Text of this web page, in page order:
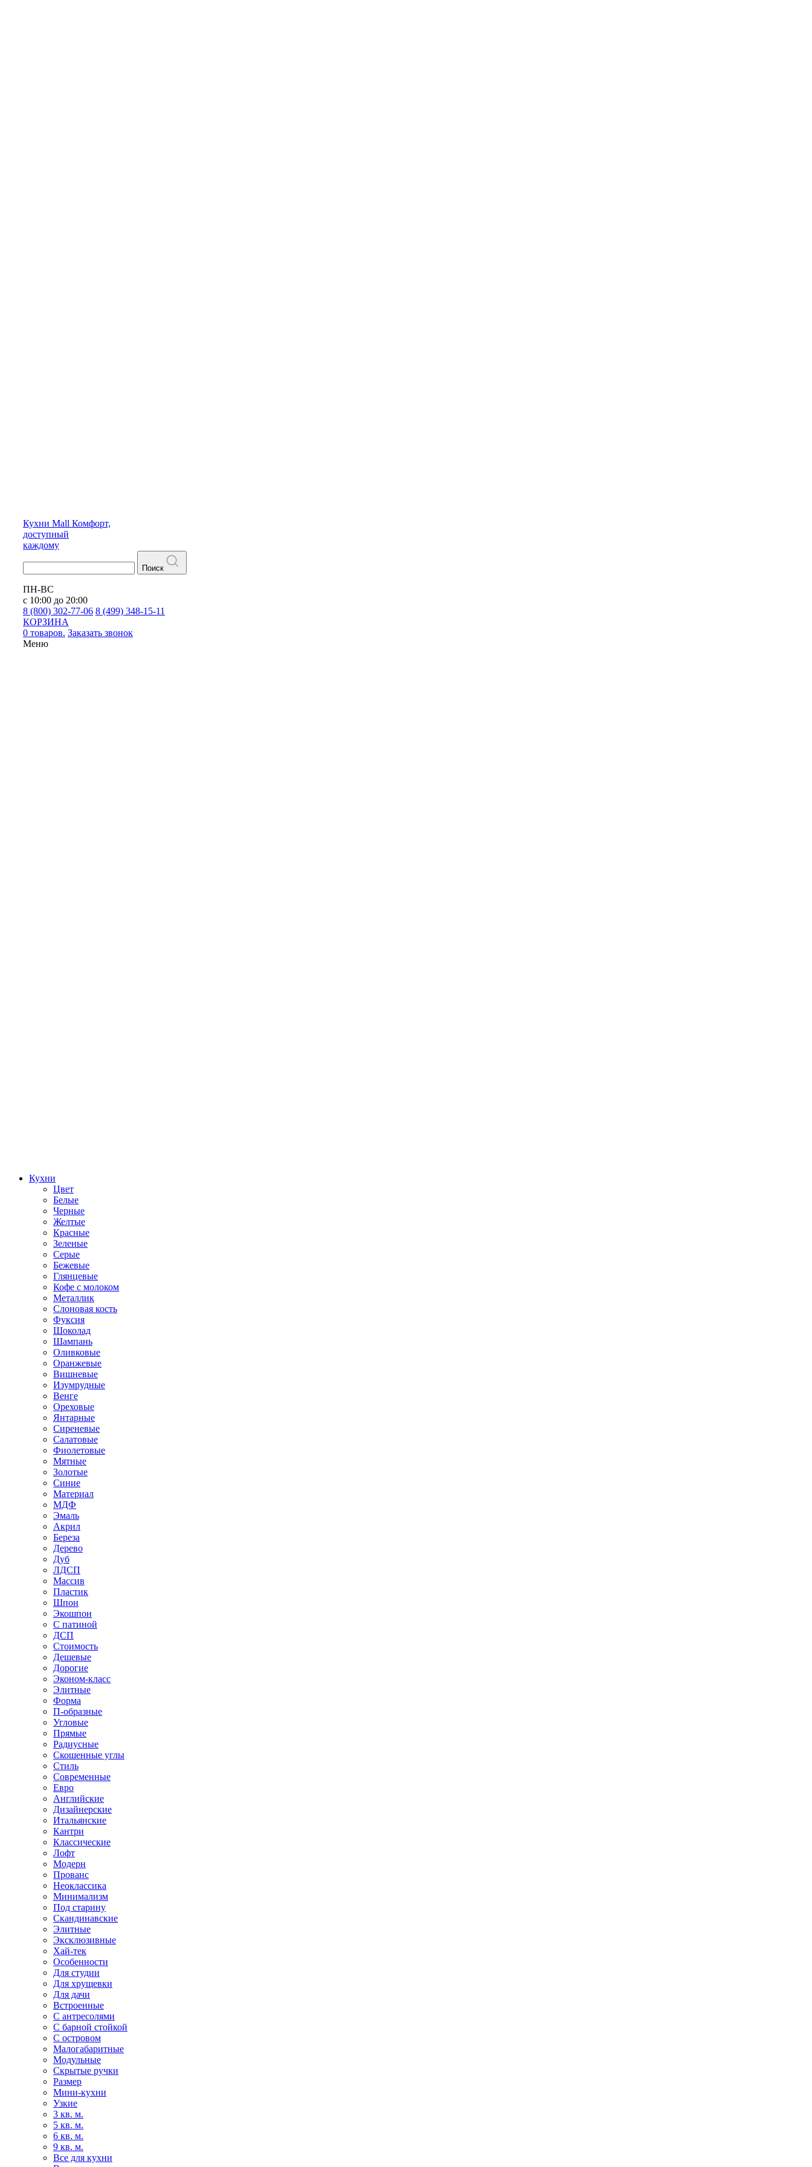
Кухни Mall Комфорт,
доступный
каждому
Поиск
ПН-ВС
с 10:00 до 20:00
8 (800) 302-77-06 8 (499) 348-15-11
КОРЗИНА
0 товаров. Заказать звонок
Меню
Кухни
Цвет
Белые
Черные
Желтые
Красные
Зеленые
Серые
Бежевые
Глянцевые
Кофе с молоком
Металлик
Слоновая кость
Фуксия
Шоколад
Шампань
Оливковые
Оранжевые
Вишневые
Изумрудные
Венге
Ореховые
Янтарные
Сиреневые
Салатовые
Фиолетовые
Мятные
Золотые
Синие
Материал
МДФ
Эмаль
Акрил
Береза
Дерево
Дуб
ЛДСП
Массив
Пластик
Шпон
Экошпон
С патиной
ДСП
Стоимость
Дешевые
Дорогие
Эконом-класс
Элитные
Форма
П-образные
Угловые
Прямые
Радиусные
Скошенные углы
Стиль
Современные
Евро
Английские
Дизайнерские
Итальянские
Кантри
Классические
Лофт
Модерн
Прованс
Неоклассика
Минимализм
Под старину
Скандинавские
Элитные
Эксклюзивные
Хай-тек
Особенности
Для студии
Для хрущевки
Для дачи
Встроенные
С антресолями
С барной стойкой
С островом
Малогабаритные
Модульные
Скрытые ручки
Размер
Мини-кухни
Узкие
3 кв. м.
5 кв. м.
6 кв. м.
9 кв. м.
Все для кухни